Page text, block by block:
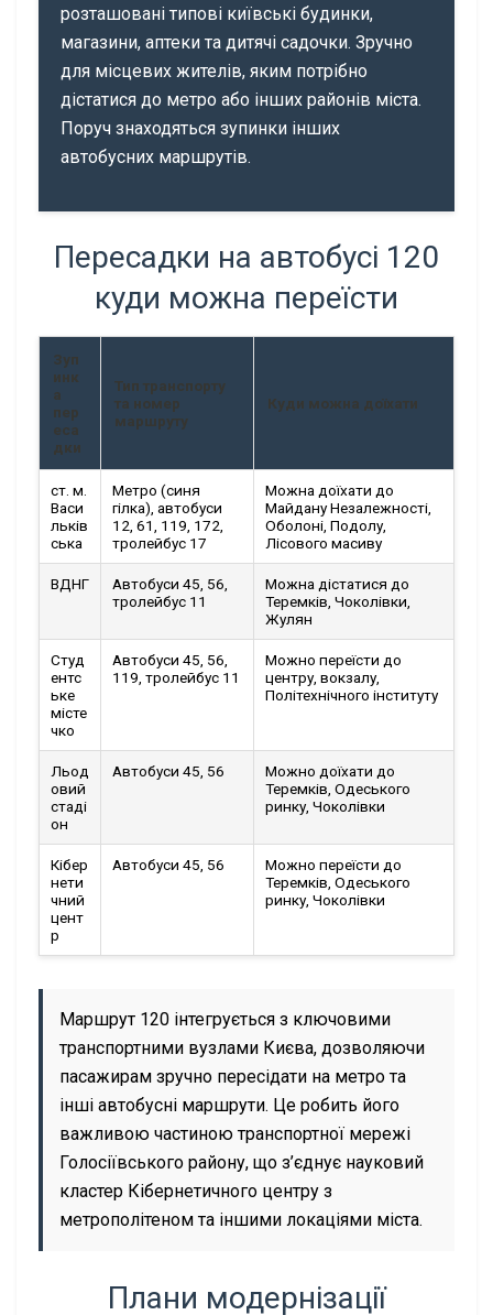
розташовані типові київські будинки,
магазини, аптеки та дитячі садочки. Зручно
для місцевих жителів, яким потрібно
дістатися до метро або інших районів міста.
Поруч знаходяться зупинки інших
автобусних маршрутів.
Пересадки на автобусі 120
куди можна переїсти
Зуп
инк
а
пер
еса
дки
Тип транспорту
та номер
маршруту
Куди можна доїхати
ст. м.
Васи
льків
ська
Метро (синя
гілка), автобуси
12, 61, 119, 172,
тролейбус 17
Можна доїхати до
Майдану Незалежності,
Оболоні, Подолу,
Лісового масиву
ВДНГ
Автобуси 45, 56,
тролейбус 11
Можна дістатися до
Теремків, Чоколівки,
Жулян
Студ
ентс
ьке
місте
чко
Автобуси 45, 56,
119, тролейбус 11
Можно переїсти до
центру, вокзалу,
Політехнічного інституту
Льод
овий
стаді
он
Автобуси 45, 56
Можно доїхати до
Теремків, Одеського
ринку, Чоколівки
Кібер
нети
чний
цент
р
Автобуси 45, 56
Можно переїсти до
Теремків, Одеського
ринку, Чоколівки
Маршрут 120 інтегрується з ключовими
транспортними вузлами Києва, дозволяючи
пасажирам зручно пересідати на метро та
інші автобусні маршрути. Це робить його
важливою частиною транспортної мережі
Голосіївського району, що з’єднує науковий
кластер Кібернетичного центру з
метрополітеном та іншими локаціями міста.
Плани модернізації